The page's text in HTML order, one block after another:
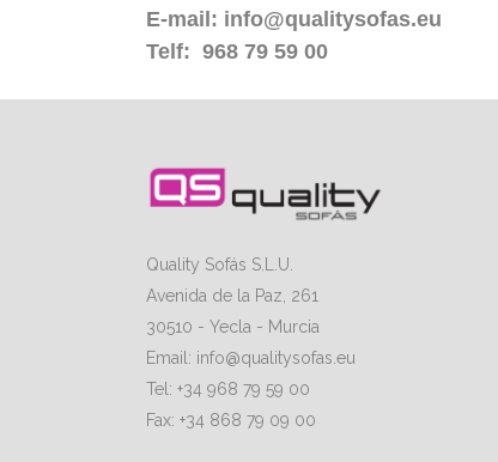
E-mail: info@qualitysofas.eu
Telf: 968 79 59 00
Quality Sofás S.L.U.
Avenida de la Paz, 261
30510 - Yecla - Murcia
Email: info@qualitysofas.eu
Tel: +34 968 79 59 00
Fax: +34 868 79 09 00